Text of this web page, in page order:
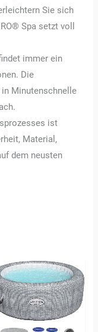
Sie sich
Spa setzt voll
immer ein
Die
Minutenschnelle
ist
Material,
dem neusten